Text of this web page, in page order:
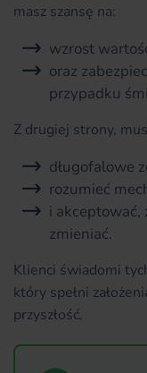
masz szansę na:
wzrost
oraz
przypadku
Z drugiej strony,
długofalowe
rozumieć
i akceptować,
zmieniać.
Klienci świadomi
który spełni
przyszłość.